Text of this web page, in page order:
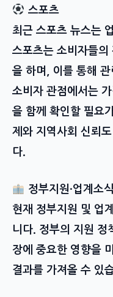
스포츠
최근 스포츠 뉴스는
스포츠는 소비자들의
을 하며, 이를 통해
소비자 관점에서는
을 함께 확인할 필요
제와 지역사회 신뢰
다.
정부지원·업계소식
현재 정부지원 및 업
니다. 정부의 지원 정
장에 중요한 영향을
결과를 가져올 수 있